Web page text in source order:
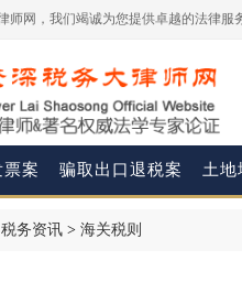
师网，我们竭诚为您提供卓越的法律服
案 骗取出口退税案 土地
税务资讯 > 海关税则